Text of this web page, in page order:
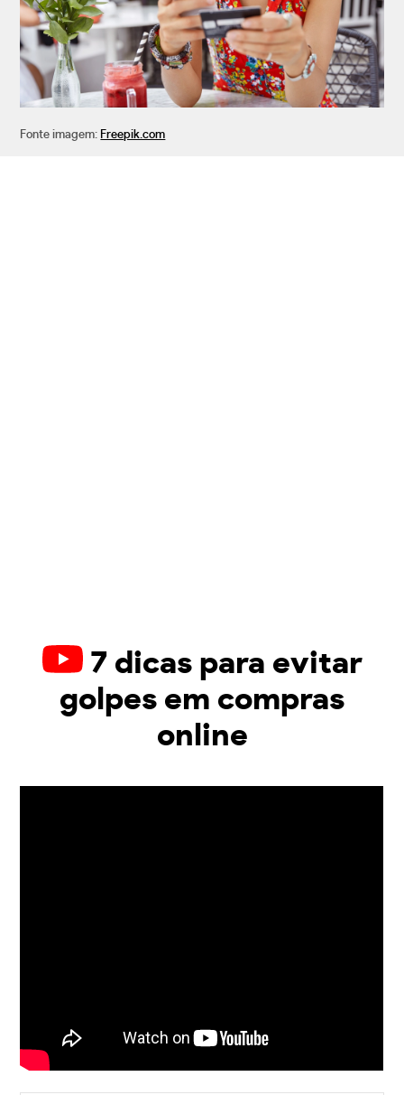
Fonte imagem: Freepik.com
7 dicas para evitar
golpes em compras
online